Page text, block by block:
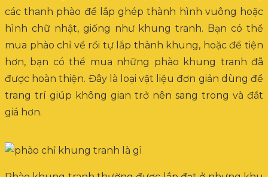
các thanh phào để lắp ghép thành hình vuông hoặc
hình chữ nhật, giống như khung tranh. Bạn có thể
mua phào chỉ về rồi tự lắp thành khung, hoặc để tiện
hơn, bạn có thể mua những phào khung tranh đã
được hoàn thiện. Đây là loại vật liệu đơn giản dùng để
trang trí giúp không gian trở nên sang trong và đắt
giá hơn.